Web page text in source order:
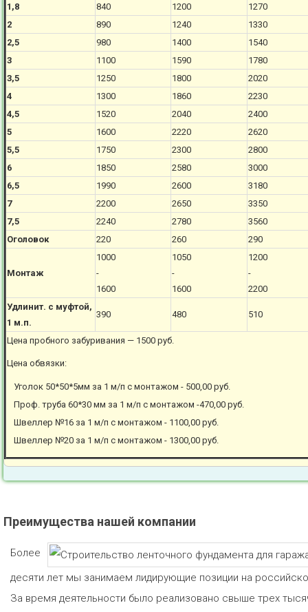
1,8
840 1200
1270
2
890 1240
1330
2,5
980 1400
1540
3
1100 1590
1780
3,5
1250 1800
2020
4
1300 1860
2230
4,5
1520 2040
2400
5
1600 2220
2620
5,5
1750 2300
2800
6
1850 2580
3000
6,5
1990 2600
3180
7
2200 2650
3350
7,5
2240 2780
3560
Оголовок
220 260 290
Монтаж
1000
-
1600
1050
-
1600
1200
-
2200
Удлинит. с муфтой,
1 м.п.
390 480 510
Цена пробного забуривания — 1500 руб.
Цена обвязки:
Уголок 50*50*5мм за 1 м/п с монтажом - 500,00 руб.
Проф. труба 60*30 мм за 1 м/п с монтажом -470,00 руб.
Швеллер №16 за 1 м/п с монтажом - 1100,00 руб.
Швеллер №20 за 1 м/п с монтажом - 1300,00 руб.
Преимущества нашей компании
Более
десяти лет мы занимаем лидирующие позиции на
За время деятельности было реализовано свыше трех